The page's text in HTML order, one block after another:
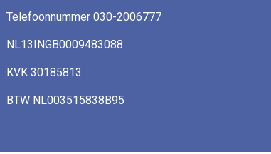
Telefoonnummer 030-2006777
NL13INGB0009483088
KVK 30185813
BTW NL003515838B95